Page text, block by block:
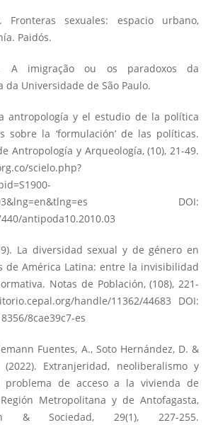
Fronteras sexuales: espacio urbano,
Paidós.
A imigração ou os paradoxos da
Universidade de São Paulo.
antropología y el estudio de la política
sobre la ‘formulación’ de las políticas.
Antropología y Arqueología, (10), 21-49.
scielo.php?
DOI:
antipoda10.2010.03
La diversidad sexual y de género en
de América Latina: entre la invisibilidad
Notas de Población, (108), 221-
handle/11362/44683 DOI:
8cae39c7-es
Fuentes, A., Soto Hernández, D. &
Extranjeridad, neoliberalismo y
problema de acceso a la vivienda de
Metropolitana y de Antofagasta,
& Sociedad, 29(1), 227-255.